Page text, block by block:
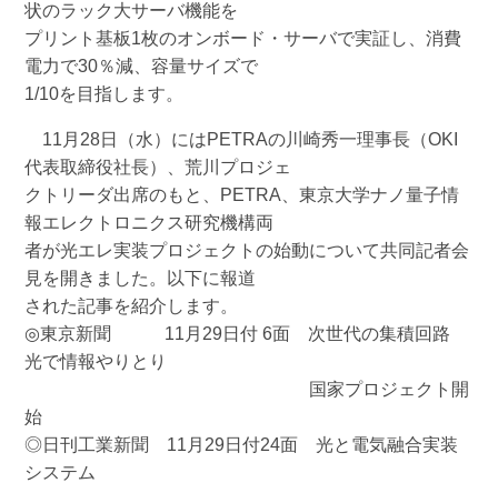
状のラック大サーバ機能を
プリント基板1枚のオンボード・サーバで実証し、消費
電力で30％減、容量サイズで
1/10を目指します。
11月28日（水）にはPETRAの川崎秀一理事長（OKI
代表取締役社長）、荒川プロジェ
クトリーダ出席のもと、PETRA、東京大学ナノ量子情
報エレクトロニクス研究機構両
者が光エレ実装プロジェクトの始動について共同記者会
見を開きました。以下に報道
された記事を紹介します。
◎東京新聞 11月29日付 6面 次世代の集積回路
光で情報やりとり
国家プロジェクト開
始
◎日刊工業新聞 11月29日付24面 光と電気融合実装
システム